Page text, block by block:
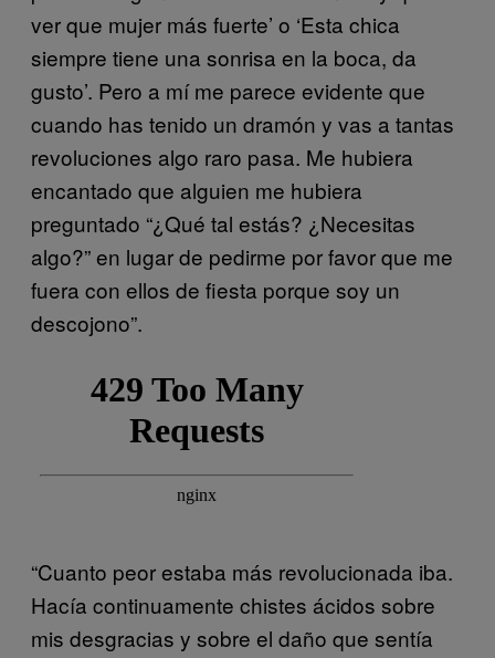
ver que mujer más fuerte’ o ‘Esta chica
siempre tiene una sonrisa en la boca, da
gusto’. Pero a mí me parece evidente que
cuando has tenido un dramón y vas a tantas
revoluciones algo raro pasa. Me hubiera
encantado que alguien me hubiera
preguntado “¿Qué tal estás? ¿Necesitas
algo?” en lugar de pedirme por favor que me
fuera con ellos de fiesta porque soy un
descojono”.
“Cuanto peor estaba más revolucionada iba.
Hacía continuamente chistes ácidos sobre
mis desgracias y sobre el daño que sentía